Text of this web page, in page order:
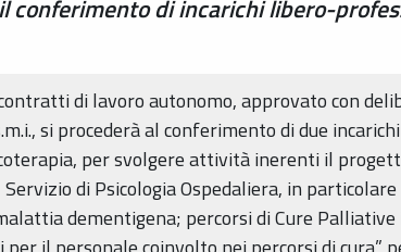
di incarichi libero-
di lavoro autonomo, approvato con
si procederà al conferimento di due
per svolgere attività inerenti il
di Psicologia Ospedaliera, in
dementigena; percorsi di Cure